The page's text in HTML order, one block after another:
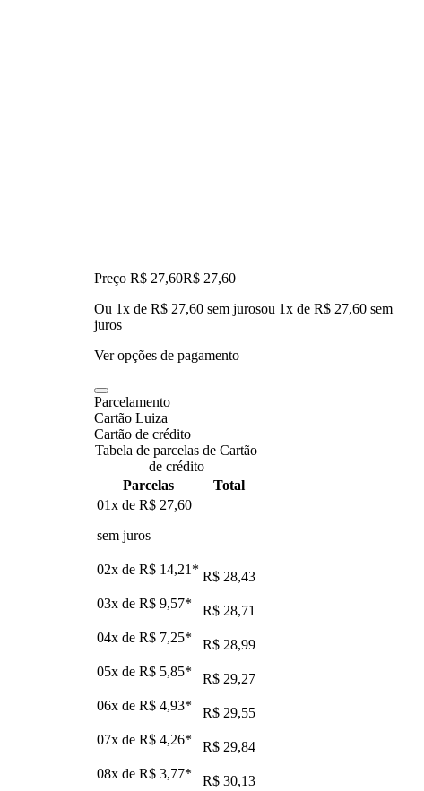
Preço R$ 27,60R$ 27,60
Ou 1x de R$ 27,60 sem jurosou 1x de R$ 27,60 sem
juros
Ver opções de pagamento
Parcelamento
Cartão Luiza
Cartão de crédito
Tabela de parcelas de Cartão
de crédito
Parcelas
Total
01x de R$ 27,60
sem juros
02x de R$ 14,21 * R$ 28,43
03x de R$ 9,57*
R$ 28,71
04x de R$ 7,25*
R$ 28,99
05x de R$ 5,85*
R$ 29,27
06x de R$ 4,93*
R$ 29,55
07x de R$ 4,26*
R$ 29,84
08x de R$ 3,77*
R$ 30,13